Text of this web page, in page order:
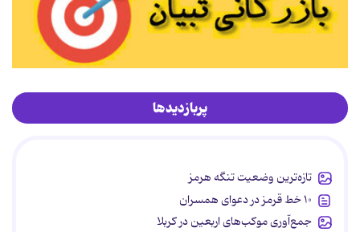
پربازدیدها
تازه‌ترین وضعیت تنگه هرمز
۱۰ خط قرمز در دعوای همسران
جمع‌آوری موکب‌های اربعین در کربلا